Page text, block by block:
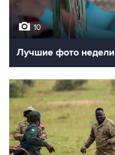
10
Лучшие фото недели